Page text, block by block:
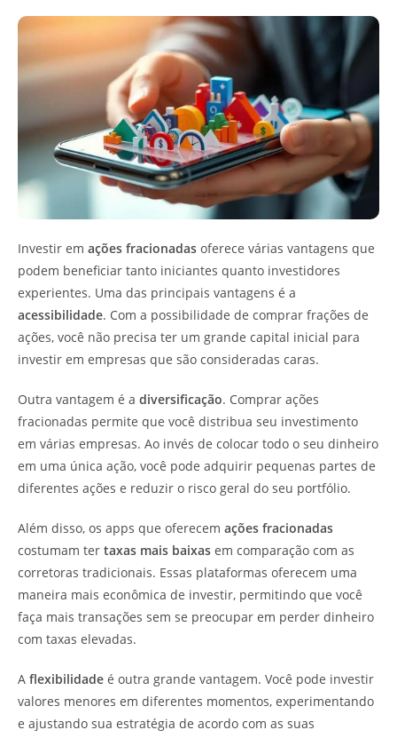
Investir em ações fracionadas oferece várias vantagens que
podem beneficiar tanto iniciantes quanto investidores
experientes. Uma das principais vantagens é a
acessibilidade. Com a possibilidade de comprar frações de
ações, você não precisa ter um grande capital inicial para
investir em empresas que são consideradas caras.
Outra vantagem é a diversificação. Comprar ações
fracionadas permite que você distribua seu investimento
em várias empresas. Ao invés de colocar todo o seu dinheiro
em uma única ação, você pode adquirir pequenas partes de
diferentes ações e reduzir o risco geral do seu portfólio.
Além disso, os apps que oferecem ações fracionadas
costumam ter taxas mais baixas em comparação com as
corretoras tradicionais. Essas plataformas oferecem uma
maneira mais econômica de investir, permitindo que você
faça mais transações sem se preocupar em perder dinheiro
com taxas elevadas.
A flexibilidade é outra grande vantagem. Você pode investir
valores menores em diferentes momentos, experimentando
e ajustando sua estratégia de acordo com as suas